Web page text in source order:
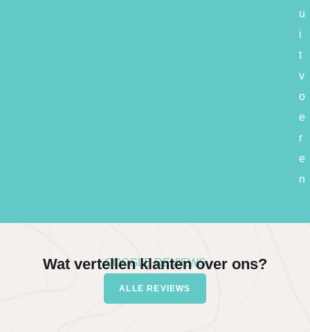
u
i
t
v
o
e
r
e
n
GOOGLE REVIEWS
Wat vertellen klanten over ons?
ALLE REVIEWS